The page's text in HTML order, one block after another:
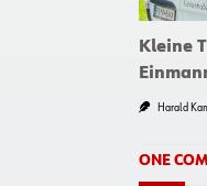
Kleine
Harald
ONE